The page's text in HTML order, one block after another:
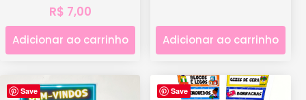
R$ 7,00
Adicionar ao carrinho Adicionar ao carrinho
Save Save